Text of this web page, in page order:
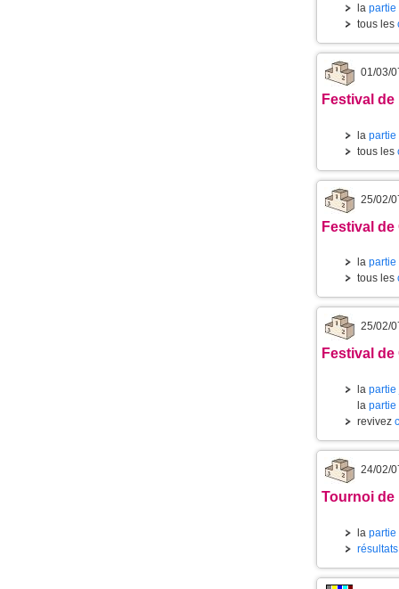
la partie
tous les
01/03/
Festival
la partie
tous les
25/02/
Festival
la partie
tous les
25/02/
Festival
la partie
la partie
revivez
24/02/
Tournoi de
la partie